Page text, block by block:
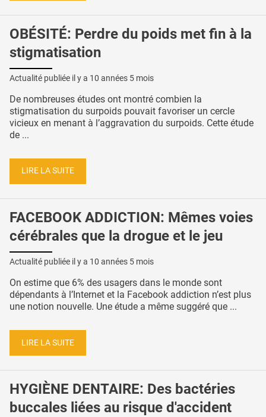
OBÉSITÉ: Perdre du poids met fin à la
stigmatisation
Actualité publiée il y a 10 années 5 mois
De nombreuses études ont montré combien la
stigmatisation du surpoids pouvait favoriser un cercle
vicieux en menant à l’aggravation du surpoids. Cette étude
de ...
LIRE LA SUITE
FACEBOOK ADDICTION: Mêmes voies
cérébrales que la drogue et le jeu
Actualité publiée il y a 10 années 5 mois
On estime que 6% des usagers dans le monde sont
dépendants à l’Internet et la Facebook addiction n’est plus
une notion nouvelle. Une étude a même suggéré que ...
LIRE LA SUITE
HYGIÈNE DENTAIRE: Des bactéries
buccales liées au risque d'accident